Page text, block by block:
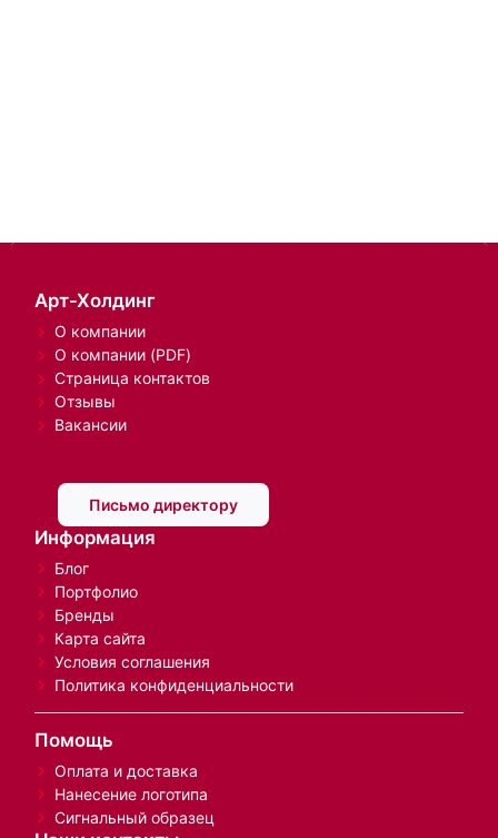
Арт-Холдинг
О компании
О компании (PDF)
Страница контактов
Отзывы
Вакансии
Письмо директору
Информация
Блог
Портфолио
Бренды
Карта сайта
Условия соглашения
Политика конфиденциальности
Помощь
Оплата и доставка
Нанесение логотипа
Сигнальный образец